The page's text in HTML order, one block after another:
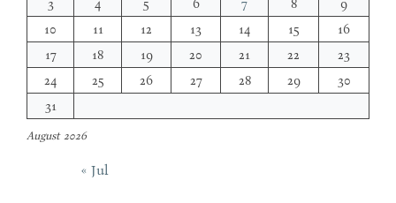
August 2026
3
4 5 6 7 8
9
10
11 12 13 14 15
16
17
18 19 20 21 22
23
24
25 26 27 28 29
30
31
« Jul